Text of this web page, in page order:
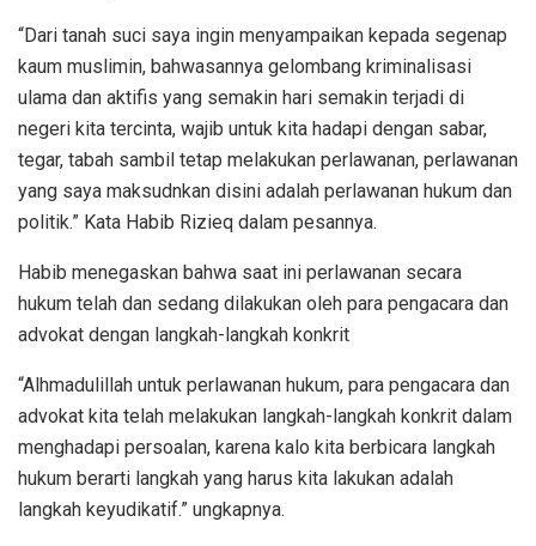
“Dari tanah suci saya ingin menyampaikan kepada segenap
kaum muslimin, bahwasannya gelombang kriminalisasi
ulama dan aktifis yang semakin hari semakin terjadi di
negeri kita tercinta, wajib untuk kita hadapi dengan sabar,
tegar, tabah sambil tetap melakukan perlawanan, perlawanan
yang saya maksudnkan disini adalah perlawanan hukum dan
politik.” Kata Habib Rizieq dalam pesannya.
Habib menegaskan bahwa saat ini perlawanan secara
hukum telah dan sedang dilakukan oleh para pengacara dan
advokat dengan langkah-langkah konkrit
“Alhmadulillah untuk perlawanan hukum, para pengacara dan
advokat kita telah melakukan langkah-langkah konkrit dalam
menghadapi persoalan, karena kalo kita berbicara langkah
hukum berarti langkah yang harus kita lakukan adalah
langkah keyudikatif.” ungkapnya.